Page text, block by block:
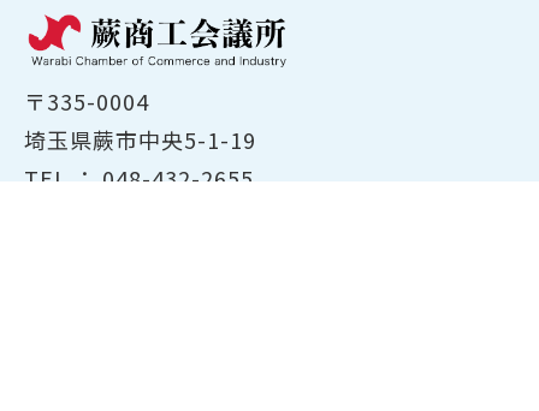
〒335-0004
埼玉県蕨市中央5-1-19
TEL ： 048-432-2655